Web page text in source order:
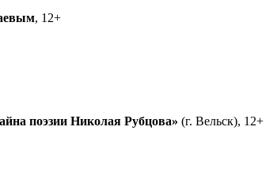
, 12+
поэзии Николая Рубцова» (г. Вельск), 12+